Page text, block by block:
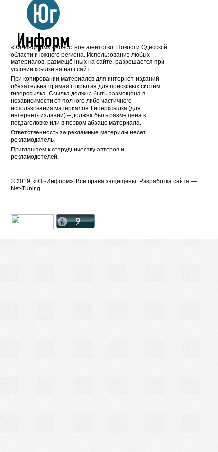
«Юг-Информ» - новостное агентство. Новости Одесской
области и южного региона. Использование любых
материалов, размещённых на сайте, разрешается при
условии ссылки на наш сайт.
При копировании материалов для интернет-изданий –
обязательна прямая открытая для поисковых систем
гиперссылка. Ссылка должна быть размещена в
независимости от полного либо частичного
использования материалов. Гиперссылка (для
интернет- изданий) – должна быть размещена в
подзаголовке или в первом абзаце материала.
Ответственность за рекламные материлы несет
рекламодатель.
Приглашаем к сотрудничеству авторов и
рекламодетелей.
© 2019, «Юг-Информ». Все права защищены. Разработка cайта —
Net-Tuning